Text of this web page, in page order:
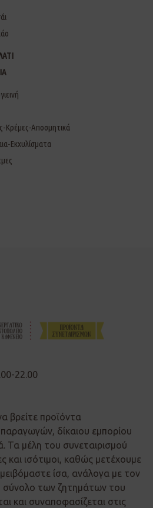
Κρέμες-Αποσμητικά
Εκχυλίσματα
22.00
βρείτε προϊόντα
δίκαιου εμπορίου
Τα μέλη του συνεταιρισμού
και ισότιμοι, καθώς μετέχουμε
ίσα, ανάλογα με τον
σύνολο των ζητημάτων του
και συναποφασίζεται στις